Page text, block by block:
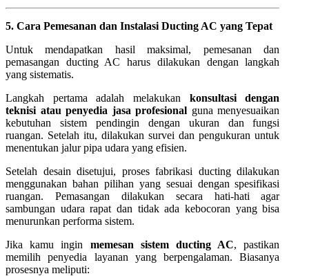
5. Cara Pemesanan dan Instalasi Ducting AC yang Tepat
Untuk mendapatkan hasil maksimal, pemesanan dan
pemasangan ducting AC harus dilakukan dengan langkah
yang sistematis.
Langkah pertama adalah melakukan konsultasi dengan
teknisi atau penyedia jasa profesional guna menyesuaikan
kebutuhan sistem pendingin dengan ukuran dan fungsi
ruangan. Setelah itu, dilakukan survei dan pengukuran untuk
menentukan jalur pipa udara yang efisien.
Setelah desain disetujui, proses fabrikasi ducting dilakukan
menggunakan bahan pilihan yang sesuai dengan spesifikasi
ruangan. Pemasangan dilakukan secara hati-hati agar
sambungan udara rapat dan tidak ada kebocoran yang bisa
menurunkan performa sistem.
Jika kamu ingin memesan sistem ducting AC, pastikan
memilih penyedia layanan yang berpengalaman. Biasanya
prosesnya meliputi: